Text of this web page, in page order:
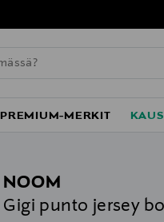
PREMIUM-MERKIT
NOOM
Gigi punto jersey